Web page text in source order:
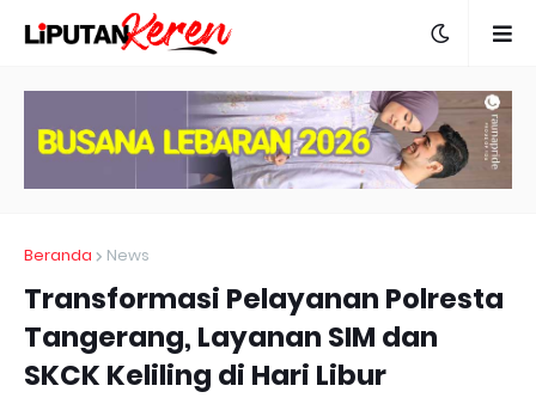
Beranda News
Transformasi Pelayanan Polresta
Tangerang, Layanan SIM dan
SKCK Keliling di Hari Libur